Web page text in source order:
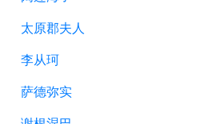
太原郡夫人
李从珂
萨德弥实